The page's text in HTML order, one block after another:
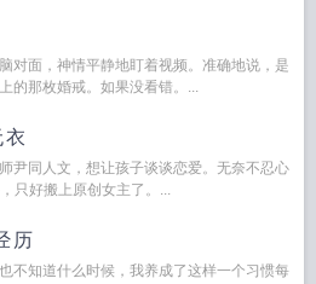
对面，神情平静地盯着视频。准确地说，是
的那枚婚戒。如果没看错。...
尹同人文，想让孩子谈谈恋爱。无奈不忍心
只好搬上原创女主了。...
历
不知道什么时候，我养成了这样一个习惯每